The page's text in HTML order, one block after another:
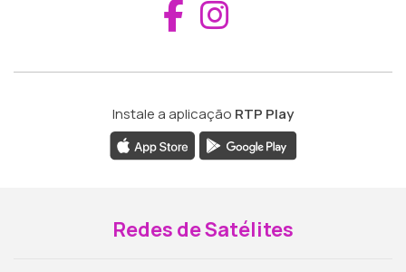
Aceder ao
Instale a aplicação RTP Play
Redes de Satélites